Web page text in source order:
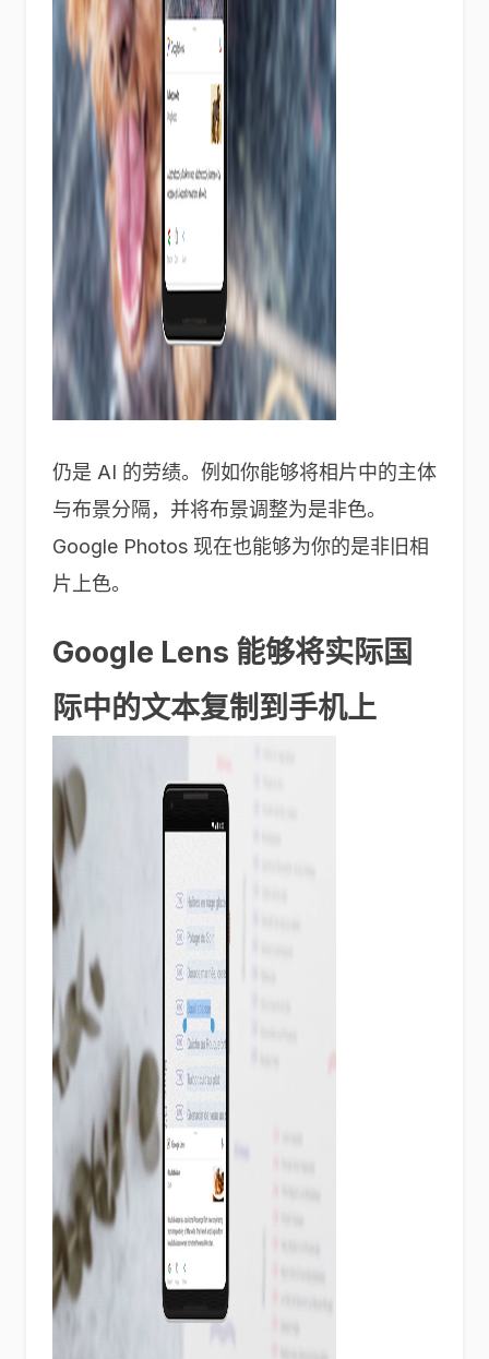
仍是 AI 的劳绩。例如你能够将相片中的主体
与布景分隔，并将布景调整为是非色。
Google Photos 现在也能够为你的是非旧相
片上色。
Google Lens 能够将实际国
际中的文本复制到手机上